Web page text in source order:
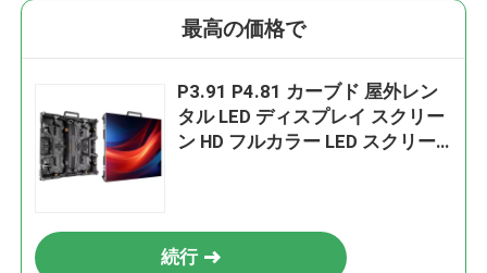
最高の価格で
P3.91 P4.81 カーブド 屋外レン
タル LED ディスプレイ スクリー
ン HD フルカラー LED スクリー
続行